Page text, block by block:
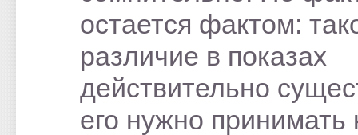
остается фактом:
различие в показах
действительно
его нужно принимать